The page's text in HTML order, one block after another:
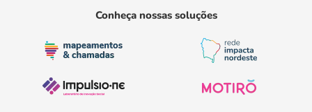
Conheça nossas soluções